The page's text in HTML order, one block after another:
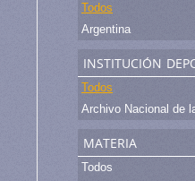
Todos
Argentina
institución
Todos
Archivo Nacional de
materia
Todos